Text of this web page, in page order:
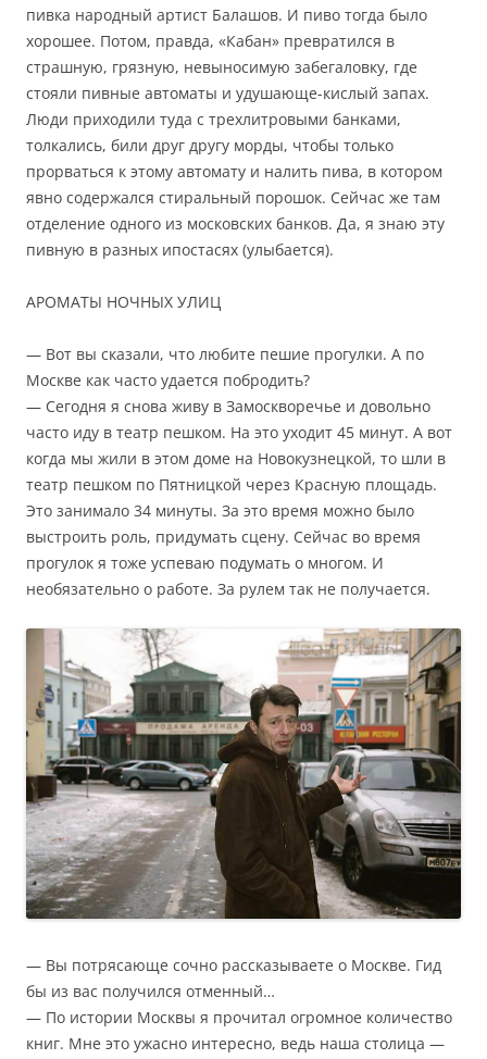
пивка народный артист Балашов. И пиво тогда было
хорошее. Потом, правда, «Кабан» превратился в
страшную, грязную, невыносимую забегаловку, где
стояли пивные автоматы и удушающе-кислый запах.
Люди приходили туда с трехлитровыми банками,
толкались, били друг другу морды, чтобы только
прорваться к этому автомату и налить пива, в котором
явно содержался стиральный порошок. Сейчас же там
отделение одного из московских банков. Да, я знаю эту
пивную в разных ипостасях (улыбается).
АРОМАТЫ НОЧНЫХ УЛИЦ
— Вот вы сказали, что любите пешие прогулки. А по
Москве как часто удается побродить?
— Сегодня я снова живу в Замоскворечье и довольно
часто иду в театр пешком. На это уходит 45 минут. А вот
когда мы жили в этом доме на Новокузнецкой, то шли в
театр пешком по Пятницкой через Красную площадь.
Это занимало 34 минуты. За это время можно было
выстроить роль, придумать сцену. Сейчас во время
прогулок я тоже успеваю подумать о многом. И
необязательно о работе. За рулем так не получается.
— Вы потрясающе сочно рассказываете о Москве. Гид
бы из вас получился отменный…
— По истории Москвы я прочитал огромное количество
книг. Мне это ужасно интересно, ведь наша столица —